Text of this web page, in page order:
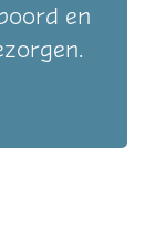
en